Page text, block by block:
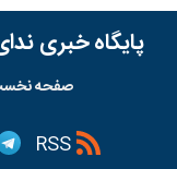
پایگاه خبری
صفحه